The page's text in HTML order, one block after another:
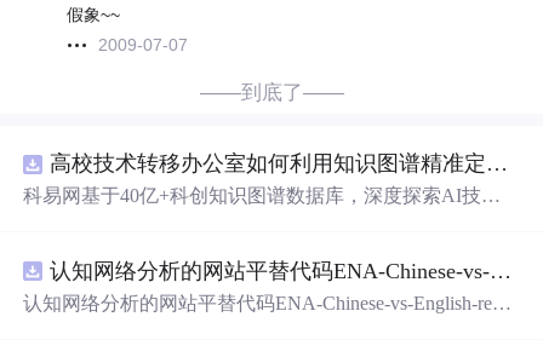
假象~~
2009-07-07
——到底了——
高校技术转移办公室如何利用知识图谱精准定位产业需求与技术适配点？.docx
科易网基于40亿+科创知识图谱数据库，深度探索AI技术
新领域的AI+数智化解决方案，推动科技创新与产业创新
智能化发展。
认知网络分析的网站平替代码ENA-Chinese-vs-English-reproducible.zip
认知网络分析的网站平替代码ENA-Chinese-vs-English-repro